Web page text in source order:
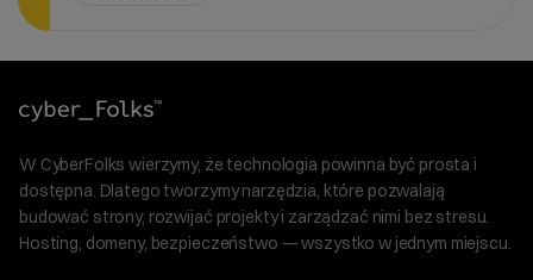
W CyberFolks wierzymy, że technologia powinna być prosta i
dostępna. Dlatego tworzymy narzędzia, które pozwalają
budować strony, rozwijać projekty i zarządzać nimi bez stresu.
Hosting, domeny, bezpieczeństwo — wszystko w jednym miejscu.